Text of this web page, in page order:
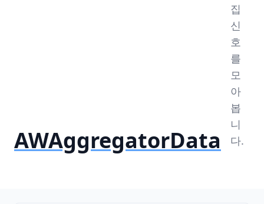
AWAggregatorData
집
신
호
를
모
아
봅
니
다.